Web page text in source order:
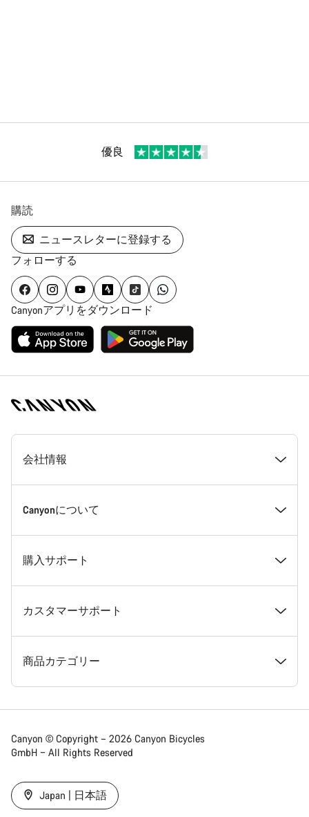
優良
購読
ニュースレターに登録する
フォローする
Canyonアプリをダウンロード
[footer.linksList.title]
会社情報
受賞歴
採用情報
ニュースルーム
利用規約
特定商法取引法に基づく表示
個人情報保護方針
コンプライアンス
Canyonについて
ニュース＆ストーリー
ヒントとアドバイス
Canyon本社旗艦店のご案内
メンバー特典
Canyon App
サイトマップ
購入サポート
おすすめモデル診断
在庫ありのバイク
フレームサイズ診断
バイク比較
カスタマーサポート
サポートセンター
メンテナンス・納車・試乗 拠点
配送・送料・関税・消費税
各種お支払方法
商品カテゴリー
ロード
マウンテン
Canyon © Copyright – 2026 Canyon Bicycles
GmbH – All Rights Reserved
Japan | 日本語